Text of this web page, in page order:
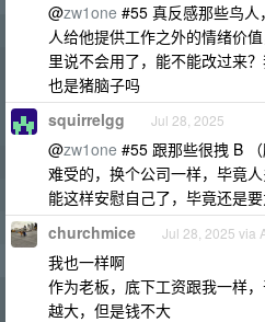
@zw1one #55 真反感那些鸟
人给他提供工作之外的情绪价
里说不会用了，能不能改过来
也是猪脑子吗
squirrelgg Jul 28, 2025
@zw1one #55 跟那些很拽 B
难受的，换个公司一样，毕竟
能这样安慰自己了，毕竟还是
churchmice Jul 28, 2025 via
我也一样啊
作为老板，底下工资跟我一样
越大，但是钱不大